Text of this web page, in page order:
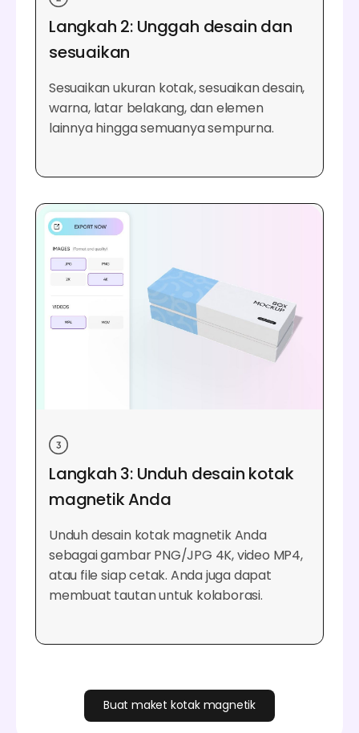
Langkah 2: Unggah desain dan
sesuaikan
Sesuaikan ukuran kotak, sesuaikan desain,
warna, latar belakang, dan elemen
lainnya hingga semuanya sempurna.
Langkah 3: Unduh desain kotak
magnetik Anda
Unduh desain kotak magnetik Anda
sebagai gambar PNG/JPG 4K, video MP4,
atau file siap cetak. Anda juga dapat
membuat tautan untuk kolaborasi.
Buat maket kotak magnetik